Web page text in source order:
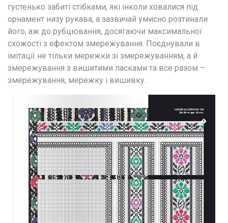
густенько забиті стібками, які інколи ховалися під
орнамент низу рукава, а зазвичай умисно розтинали
його, аж до рубцювання, досягаючи максимальної
схожості з ефектом змережування. Поєднували в
імітації не тільки мережки зі змережуванням, а й
змережування з вишитими пасками та все разом –
змережування, мережку і вишивку.